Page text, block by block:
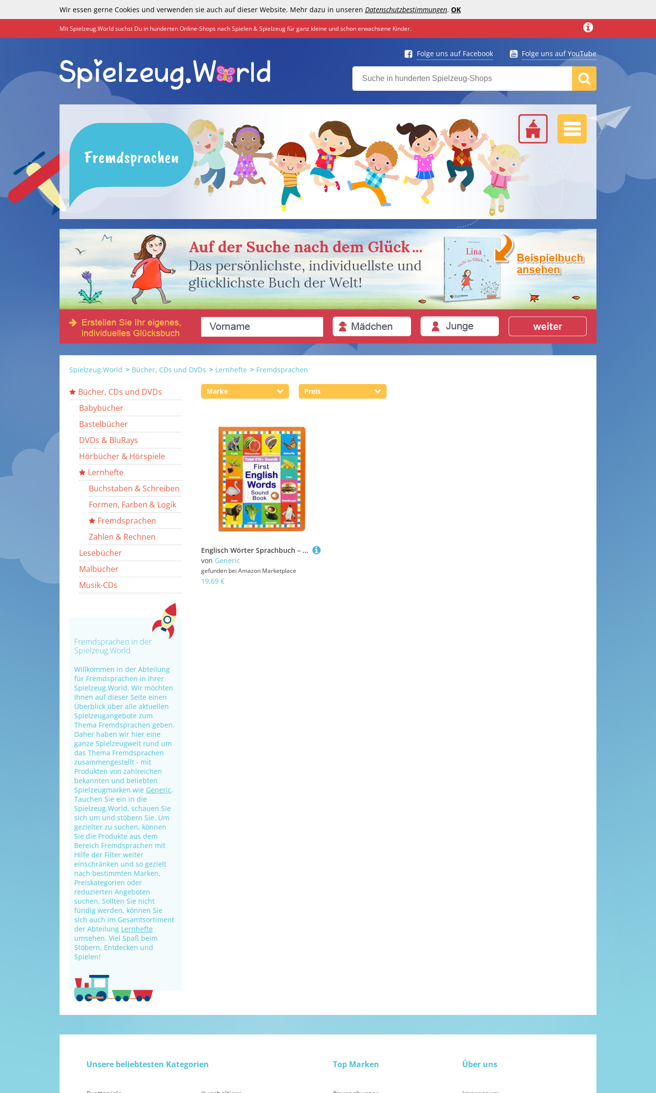
Wir essen gerne Cookies und verwenden sie auch auf dieser Website. Mehr dazu in unseren Datenschutzbestimmungen. OK
Mit Spielzeug.World suchst Du in hunderten Online-Shops nach Spielen & Spielzeug für ganz kleine und schon erwachsene Kinder.
Folge uns auf Facebook Folge uns auf YouTube
Fremdsprachen
Spielzeug.World Bücher, CDs und DVDs Lernhefte Fremdsprachen
Bücher, CDs und DVDs
Babybücher
Bastelbücher
DVDs & BluRays
Hörbücher & Hörspiele
Lernhefte
Buchstaben & Schreiben
Formen, Farben & Logik
Fremdsprachen
Zahlen & Rechnen
Lesebücher
Malbücher
Musik-CDs
Fremdsprachen in der
Spielzeug.World
Willkommen in der Abteilung
für Fremdsprachen in Ihrer
Spielzeug.World. Wir möchten
Ihnen auf dieser Seite einen
Überblick über alle aktuellen
Spielzeugangebote zum
Thema Fremdsprachen geben.
Daher haben wir hier eine
ganze Spielzeugwelt rund um
das Thema Fremdsprachen
zusammengestellt - mit
Produkten von zahlreichen
bekannten und beliebten
Spielzeugmarken wie Generic.
Tauchen Sie ein in die
Spielzeug.World, schauen Sie
sich um und stöbern Sie. Um
gezielter zu suchen, können
Sie die Produkte aus dem
Bereich Fremdsprachen mit
Hilfe der Filter weiter
einschränken und so gezielt
nach bestimmten Marken,
Preiskategorien oder
reduzierten Angeboten
suchen. Sollten Sie nicht
fündig werden, können Sie
sich auch im Gesamtsortiment
der Abteilung Lernhefte
umsehen. Viel Spaß beim
Stöbern, Entdecken und
Spielen!
Marke Preis
Englisch Wörter Sprachbuch – Interaktives Lernheft, Kindgerechte Vokabeln | Bildungsbuch Vorschulkinder 2–6 Jahre, Pädagogische Sprachentwicklung Hilfe – Zuhause Spielzimmer, Klassenraum Ecke, Kinder
von Generic
gefunden bei Amazon Marketplace
19,69 €
Über uns
Unsere beliebtesten Kategorien Top Marken